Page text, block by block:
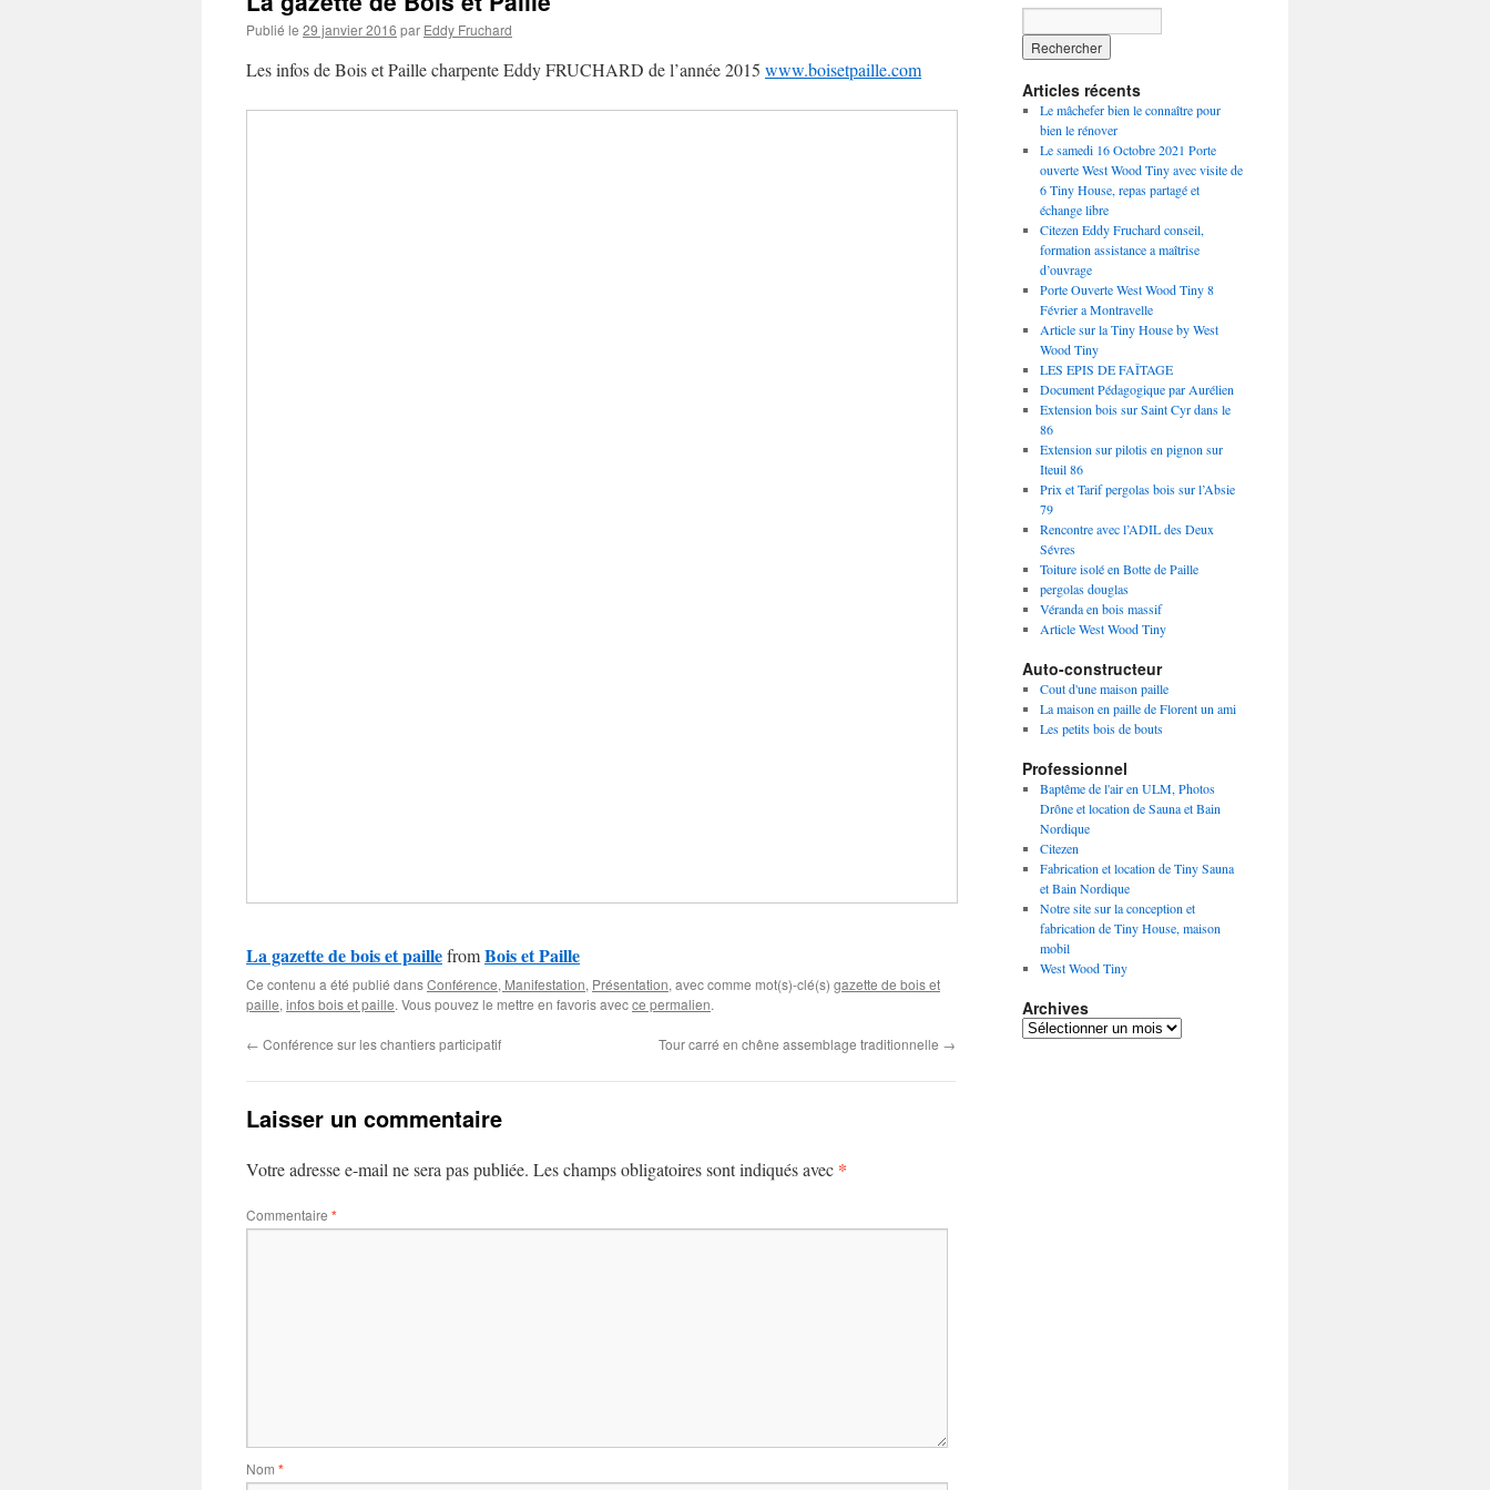
Publié le 29 janvier 2016 par Eddy Fruchard
Les infos de Bois et Paille charpente Eddy FRUCHARD de l’année 2015 www.boisetpaille.com
La gazette de bois et paillefromBois et Paille
Ce contenu a été publié dansConférence, Manifestation, Présentation, avec comme mot(s)-clé(s) gazette de bois et
paille, infos bois et paille. Vous pouvez le mettre en favoris avecce permalien.
← Conférence sur les chantiers participatif Tour carré en chêne assemblage traditionnelle →
Laisser un commentaire
Votre adresse e-mail ne sera pas publiée. Les champs obligatoires sont indiqués avec *
Commentaire *
Nom *
Articles récents
Le mâchefer bien le connaître pour
bien le rénover
Le samedi 16 Octobre 2021 Porte
ouverte West Wood Tiny avec visite de
6 Tiny House, repas partagé et
échange libre
Citezen Eddy Fruchard conseil,
formation assistance a maîtrise
d’ouvrage
Porte Ouverte West Wood Tiny 8
Février a Montravelle
Article sur la Tiny House by West
Wood Tiny
LES EPIS DE FAÎTAGE
Document Pédagogique par Aurélien
Extension bois sur Saint Cyr dans le
86
Extension sur pilotis en pignon sur
Iteuil 86
Prix et Tarif pergolas bois sur l’Absie
79
Rencontre avec l’ADIL des Deux
Sévres
Toiture isolé en Botte de Paille
pergolas douglas
Véranda en bois massif
Article West Wood Tiny
Auto-constructeur
Cout d'une maison paille
La maison en paille de Florent un ami
Les petits bois de bouts
Professionnel
Baptême de l'air en ULM, Photos
Drône et location de Sauna et Bain
Nordique
Citezen
Fabrication et location de Tiny Sauna
et Bain Nordique
Notre site sur la conception et
fabrication de Tiny House, maison
mobil
West Wood Tiny
Archives
Archives